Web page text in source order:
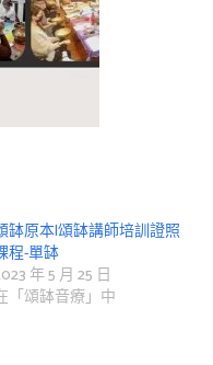
缽原本|頌缽講師培訓證照
程-單缽
年 5 月 25 日
「頌缽音療」中